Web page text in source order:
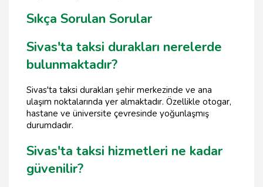
Sıkça Sorulan Sorular
Sivas'ta taksi durakları nerelerde
bulunmaktadır?
Sivas'ta taksi durakları şehir merkezinde ve ana
ulaşım noktalarında yer almaktadır. Özellikle otogar,
hastane ve üniversite çevresinde yoğunlaşmış
durumdadır.
Sivas'ta taksi hizmetleri ne kadar
güvenilir?